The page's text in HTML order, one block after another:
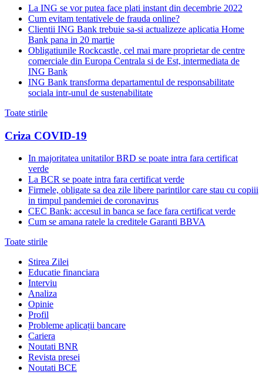
La ING se vor putea face plati instant din decembrie 2022
Cum evitam tentativele de frauda online?
Clientii ING Bank trebuie sa-si actualizeze aplicatia Home
Bank pana in 20 martie
Obligatiunile Rockcastle, cel mai mare proprietar de centre
comerciale din Europa Centrala si de Est, intermediata de
ING Bank
ING Bank transforma departamentul de responsabilitate
sociala intr-unul de sustenabilitate
Toate stirile
Criza COVID-19
In majoritatea unitatilor BRD se poate intra fara certificat
verde
La BCR se poate intra fara certificat verde
Firmele, obligate sa dea zile libere parintilor care stau cu copiii
in timpul pandemiei de coronavirus
CEC Bank: accesul in banca se face fara certificat verde
Cum se amana ratele la creditele Garanti BBVA
Toate stirile
Stirea Zilei
Educatie financiara
Interviu
Analiza
Opinie
Profil
Probleme aplicații bancare
Cariera
Noutati BNR
Revista presei
Noutati BCE